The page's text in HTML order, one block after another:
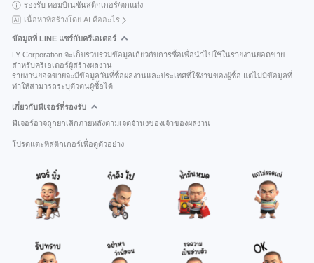
รองรับ คอมบิเนชันสติกเกอร์/ตกแต่ง
เนื้อหาที่สร้างโดย AI คืออะไร
ข้อมูลที่ LINE แชร์กับครีเอเตอร์
LY Corporation จะเก็บรวบรวมข้อมูลเกี่ยวกับการซื้อเพื่อนำไปใช้ในรายงานยอดขาย
สำหรับครีเอเตอร์ผู้สร้างผลงาน
รายงานยอดขายจะมีข้อมูลวันที่ซื้อผลงานและประเทศที่ใช้งานของผู้ซื้อ แต่ไม่มีข้อมูลที่
ทำให้สามารถระบุตัวตนผู้ซื้อได้
เกี่ยวกับฟีเจอร์ที่รองรับ
ฟีเจอร์อาจถูกยกเลิกภายหลังตามเจตจำนงของเจ้าของผลงาน
โปรดแตะที่สติกเกอร์เพื่อดูตัวอย่าง